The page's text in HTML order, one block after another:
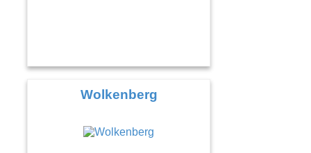
Wolkenberg